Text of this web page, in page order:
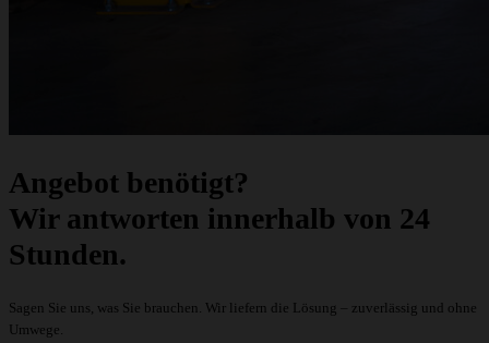
Angebot benötigt?
Wir antworten innerhalb von 24
Stunden.
Sagen Sie uns, was Sie brauchen. Wir liefern die Lösung – zuverlässig und ohne
Umwege.